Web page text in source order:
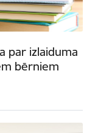
par izlaiduma
bērniem